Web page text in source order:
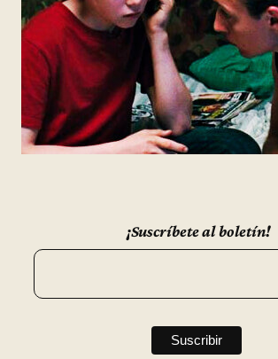
¡Suscríbete al boletín!